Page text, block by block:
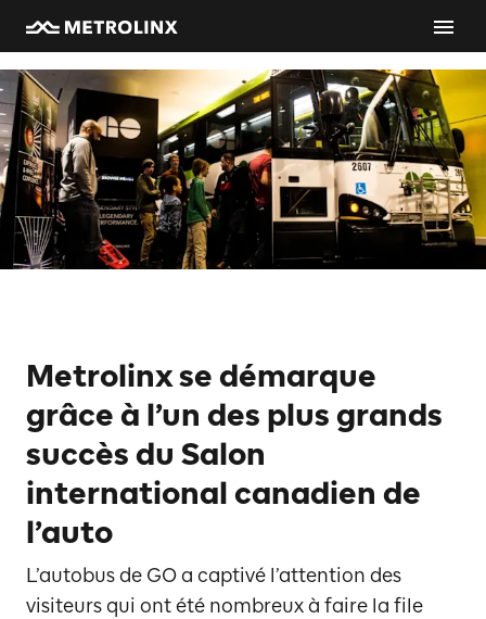
Metrolinx se démarque
grâce à l’un des plus grands
succès du Salon
international canadien de
l’auto
L’autobus de GO a captivé l’attention des
visiteurs qui ont été nombreux à faire la file